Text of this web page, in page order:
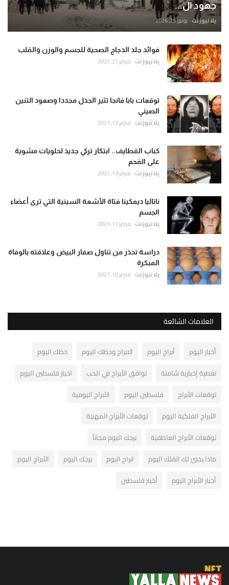
جهود ال...
يلا نيوز نت يونيو 25, 2026
فوائد جلد الدجاج الصحية للجسم والوزن والقلب
يلا نيوز نت فبراير 21, 2021
توقعات بابا فانجا تثير الجدل مجددا وصعود التنين
الصيني
يلا نيوز نت فبراير 13, 2021
كباب القطايف.. ابتكار تركي جديد لحلويات مشوية
على الفحم
يلا نيوز نت فبراير 13, 2021
ناتاليا ديمكينا فتاة الأشعة السينية التي ترى أعضاء
الجسم
يلا نيوز نت فبراير 11, 2021
دراسة تحذر من تناول صفار البيض وعلاقته بالوفاة
المبكرة
يلا نيوز نت فبراير 10, 2021
العلامات الشائعة
أخبار اليوم أبراج اليوم الابراج وحظك اليوم
حظك اليوم
تغطية إخبارية شاملة
توافق الأبراج في الحب
اخبار فلسطين اليوم
توقعات الأبراج
فلسطين اليوم
الأبراج اليومية
الأبراج الفلكية اليوم
توقعات الأبراج المهنية
توقعات الأبراج العاطفية
برجك اليوم مجاناً
ماذا يخبئ لك الفلك اليوم
ابراج اليوم برجك اليوم
الأبراج اليوم
أخبار الأبراج اليوم
أخبار فلسطين